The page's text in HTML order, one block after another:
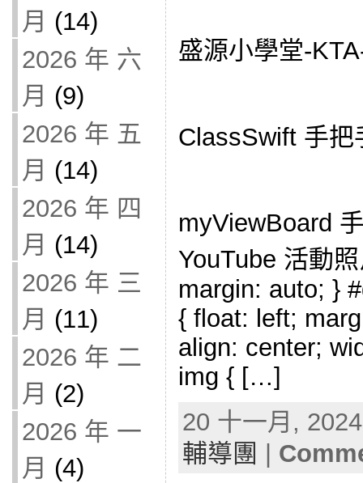
月 (14)
2026 年 六
月 (9)
2026 年 五
月 (14)
2026 年 四
月 (14)
2026 年 三
月 (11)
2026 年 二
月 (2)
2026 年 一
月 (4)
盛源小學堂-
ClassSwift 手把
myViewBoard
YouTube 活動
margin: auto; }
{ float: left;
align: center;
img { […]
20 十一月,
輔導團